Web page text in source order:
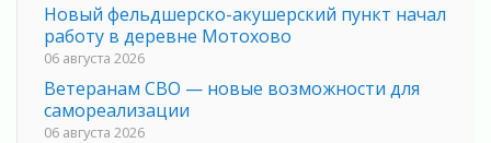
Новый фельдшерско-акушерский пункт начал
работу в деревне Мотохово
06 августа 2026
Ветеранам СВО — новые возможности для
самореализации
06 августа 2026